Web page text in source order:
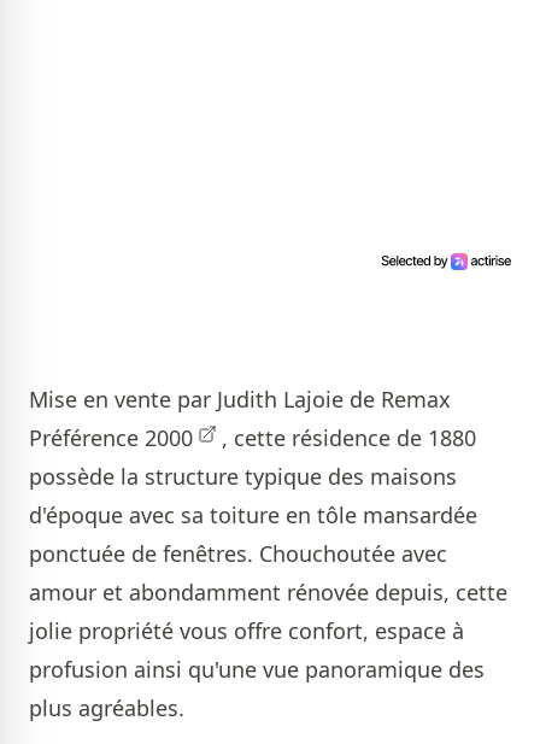
Mise en vente par Judith Lajoie de Remax
Préférence 2000
, cette résidence de 1880
possède la structure typique des maisons
d'époque avec sa toiture en tôle mansardée
ponctuée de fenêtres. Chouchoutée avec
amour et abondamment rénovée depuis, cette
jolie propriété vous offre confort, espace à
profusion ainsi qu'une vue panoramique des
plus agréables.